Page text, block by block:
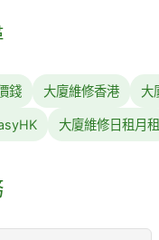
錢 大廈維修香港 大
大廈維修日租月租